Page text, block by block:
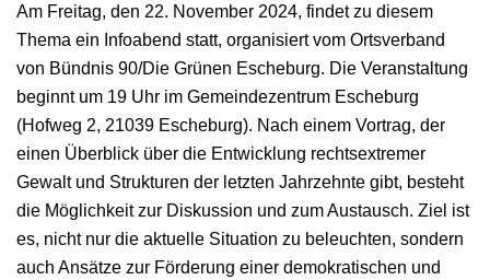
Am Freitag, den 22. November 2024, findet zu diesem
Thema ein Infoabend statt, organisiert vom Ortsverband
von Bündnis 90/Die Grünen Escheburg. Die Veranstaltung
beginnt um 19 Uhr im Gemeindezentrum Escheburg
(Hofweg 2, 21039 Escheburg). Nach einem Vortrag, der
einen Überblick über die Entwicklung rechtsextremer
Gewalt und Strukturen der letzten Jahrzehnte gibt, besteht
die Möglichkeit zur Diskussion und zum Austausch. Ziel ist
es, nicht nur die aktuelle Situation zu beleuchten, sondern
auch Ansätze zur Förderung einer demokratischen und